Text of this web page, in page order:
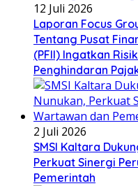
12 Juli 2026
Laporan Focus
Tentang Pusat
(PFII) Ingatkan
Penghindaran
2 Juli 2026
SMSI Kaltara
Perkuat Sinergi
Pemerintah